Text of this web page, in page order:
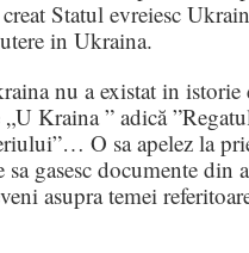
Statul evreiesc
in Ukraina.
nu a existat in istorie
Kraina ” adică
O sa apelez la
sa gasesc documente din
asupra temei